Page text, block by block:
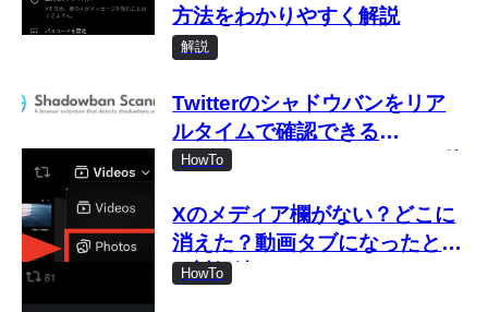
方法をわかりやすく解説
解説
Twitterのシャドウバンをリア
ルタイムで確認できる
「Shadowban Scanner」の使
HowTo
Xのメディア欄がない？どこに
消えた？動画タブになったとき
の対処法
HowTo